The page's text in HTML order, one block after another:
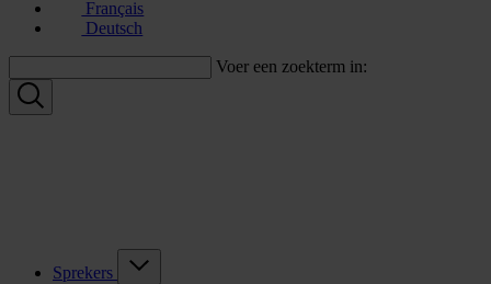
Français
Deutsch
Voer een zoekterm in:
Sprekers